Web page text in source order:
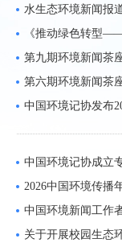
水生态环境新闻报
《推动绿色转型
第九期环境新闻茶
第六期环境新闻茶
中国环境记协发布
中国环境记协成立
2026中国环境传播
中国环境新闻工作
关于开展校园生态